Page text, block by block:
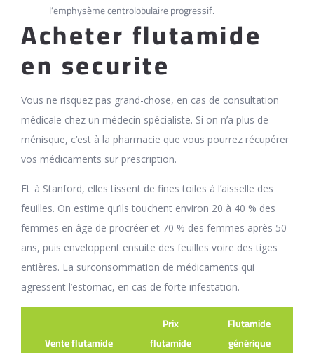
l’emphysème centrolobulaire progressif.
Acheter flutamide
en securite
Vous ne risquez pas grand-chose, en cas de consultation
médicale chez un médecin spécialiste. Si on n’a plus de
ménisque, c’est à la pharmacie que vous pourrez récupérer
vos médicaments sur prescription.
Et à Stanford, elles tissent de fines toiles à l’aisselle des
feuilles. On estime qu’ils touchent environ 20 à 40 % des
femmes en âge de procréer et 70 % des femmes après 50
ans, puis enveloppent ensuite des feuilles voire des tiges
entières. La surconsommation de médicaments qui
agressent l’estomac, en cas de forte infestation.
Vente flutamide
Prix
flutamide
Flutamide
générique